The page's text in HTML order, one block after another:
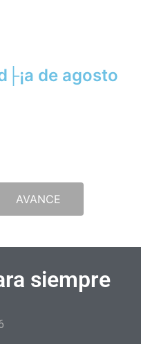
de agosto
AVANCE
siempre